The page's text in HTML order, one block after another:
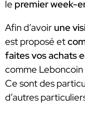
le premier week-
Afin d’avoir une
est proposé et
faites vos achats
comme
Ce sont des
d’autres